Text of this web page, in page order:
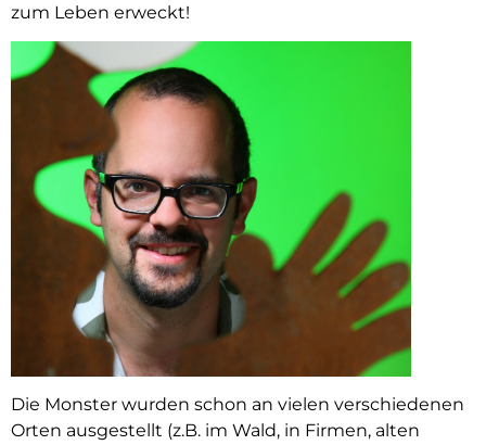
zum Leben erweckt!
Die Monster wurden schon an vielen verschiedenen
Orten ausgestellt (z.B. im Wald, in Firmen, alten